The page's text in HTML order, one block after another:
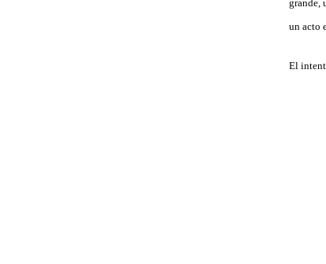
grande,
un acto
El